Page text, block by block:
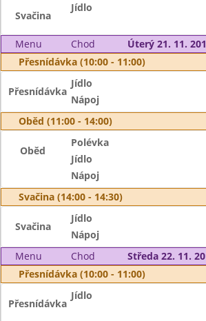
Svačina
Jídlo
Menu Chod
Úterý 21. 11.
Přesnídávka (10:00 - 11:00)
Přesnídávka
Jídlo
Nápoj
Oběd (11:00 - 14:00)
Oběd
Polévka
Jídlo
Nápoj
Svačina (14:00 - 14:30)
Svačina
Jídlo
Nápoj
Menu
Chod
Středa 22. 11.
Přesnídávka (10:00 - 11:00)
Přesnídávka
Jídlo